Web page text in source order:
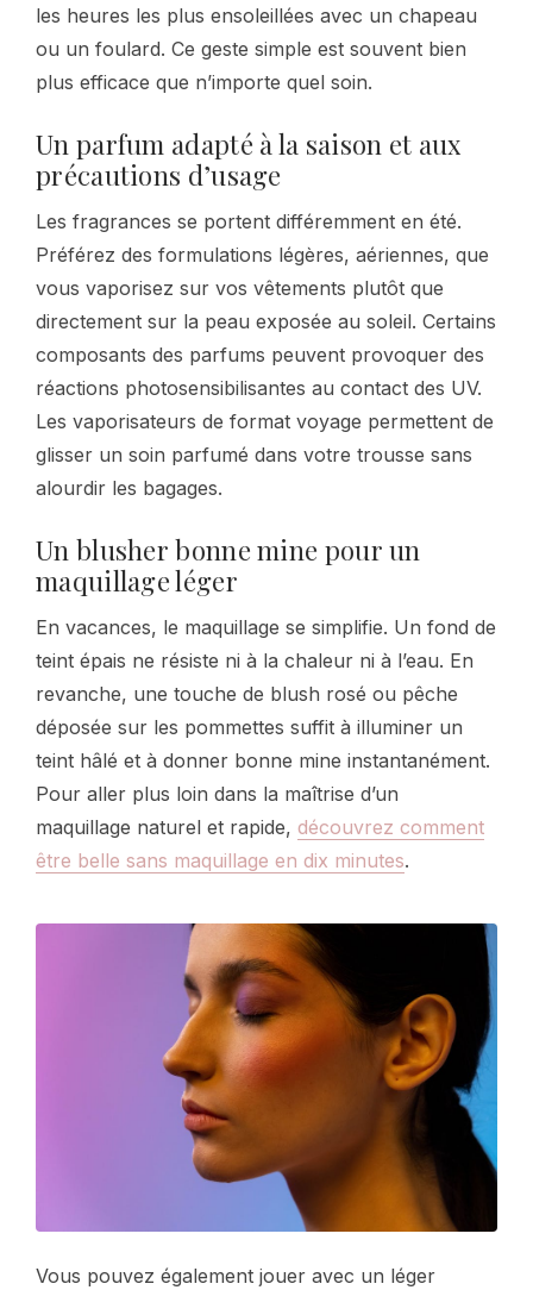
les heures les plus ensoleillées avec un chapeau
ou un foulard. Ce geste simple est souvent bien
plus efficace que n’importe quel soin.
Un parfum adapté à la saison et aux
précautions d’usage
Les fragrances se portent différemment en été.
Préférez des formulations légères, aériennes, que
vous vaporisez sur vos vêtements plutôt que
directement sur la peau exposée au soleil. Certains
composants des parfums peuvent provoquer des
réactions photosensibilisantes au contact des UV.
Les vaporisateurs de format voyage permettent de
glisser un soin parfumé dans votre trousse sans
alourdir les bagages.
Un blusher bonne mine pour un
maquillage léger
En vacances, le maquillage se simplifie. Un fond de
teint épais ne résiste ni à la chaleur ni à l’eau. En
revanche, une touche de blush rosé ou pêche
déposée sur les pommettes suffit à illuminer un
teint hâlé et à donner bonne mine instantanément.
Pour aller plus loin dans la maîtrise d’un
maquillage naturel et rapide, découvrez comment
être belle sans maquillage en dix minutes.
Vous pouvez également jouer avec un léger